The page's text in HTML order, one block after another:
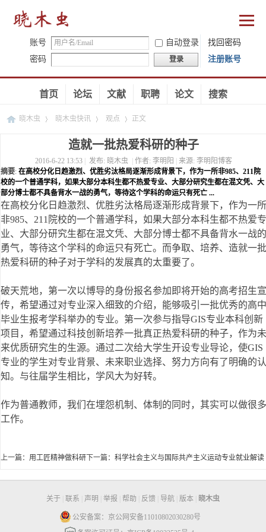
账号 自动登录
找回密码
密码
登录 注册账号
首页 论坛 文献 职聘 论文 搜索
晓木虫
›
晓木虫快讯
›
观点
›
正文
造就一批热爱科研的种子
2016-6-22 13:53 发布: 晓木虫 作者: 李明阳 来源: 李明阳博客
摘要: 在高校分化日趋激烈、优胜劣汰格局逐渐形成背景下，作为一所非985、211院
校的一个普通学科，如果大部分本科生都不热爱专业、大部分研究生都在混文凭、大
部分博士都不具备背水一战的勇气，等待这个学科的命运只有死亡 ...
在高校分化日趋激烈、优胜劣汰格局逐渐形成背景下，作为一所
非985、211院校的一个普通学科，如果大部分本科生都不热爱专
业、大部分研究生都在混文凭、大部分博士都不具备背水一战的
勇气，等待这个学科的命运只有死亡。而争取、培养、造就一批
热爱科研的种子对于学科的发展真的太重要了。
破天荒地，第一次以博导的身份报名参加即将开始的高考招生宣
传，希望通过对专业深入细致的介绍，能够吸引一批优秀的高中
毕业生报考学科举办的专业。第一次参与指导GIS专业本科创新
项目，希望通过科技创新培养一批真正热爱科研的种子，作为未
来优质研究生的生源。通过二次给大学生开设专业导论，使GIS
专业的学生对专业背景、未来职业选择、努力方向有了明确的认
知。与往届学生相比，学风大为好转。
作为普通教师，我们在埋怨机制、体制的同时，其实可以做很多
工作。
上一篇： 用工匠精神做科研 下一篇： 科学社会主义与国际共产主义运动专业就业解读
关于 联系 声明 举报 帮助 反馈 导航 版本 晓木虫
公安备案：京公网安备11010802030280号